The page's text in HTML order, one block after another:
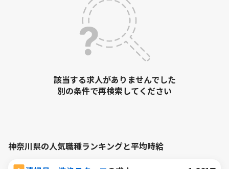
該当する求人がありませんでした
別の条件で再検索してください
神奈川県の人気職種ランキングと平均時給